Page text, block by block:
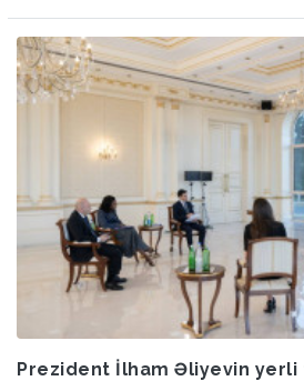
Prezident İlham Əliyevin yerli